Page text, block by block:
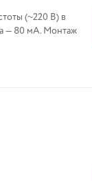
(~220 В) в
— 80 мА. Монтаж